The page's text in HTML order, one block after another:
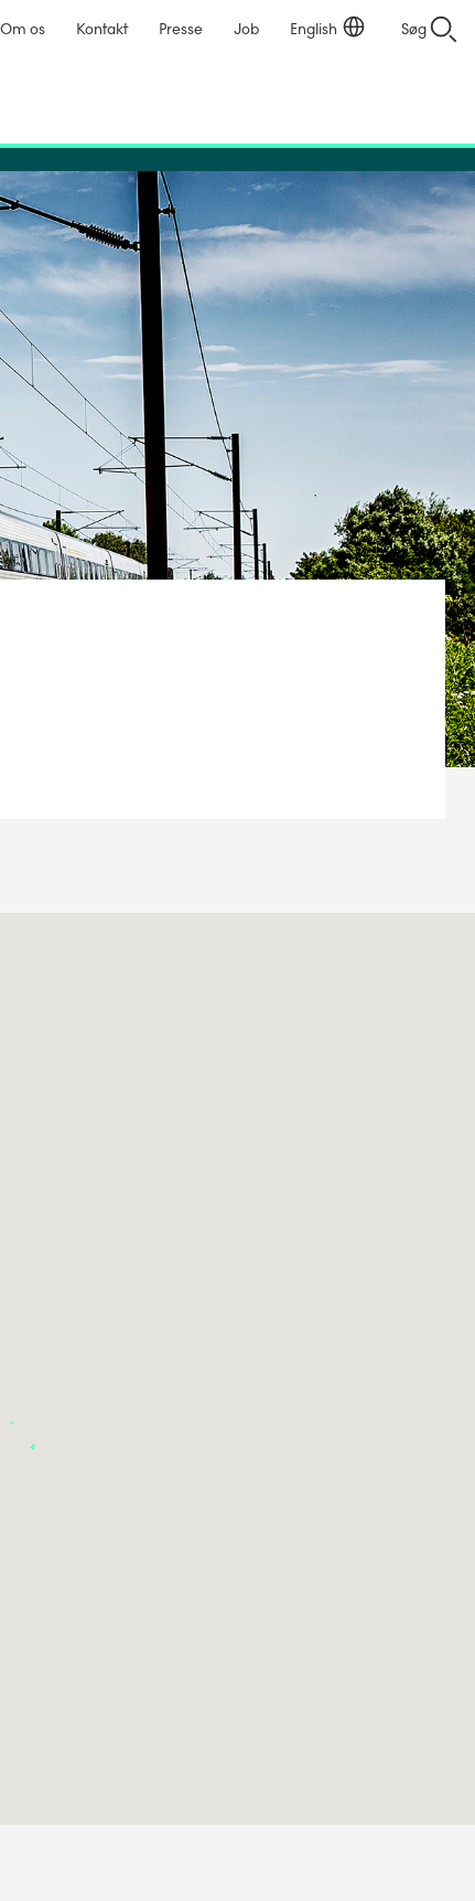
Om os Kontakt Presse Job English Søg